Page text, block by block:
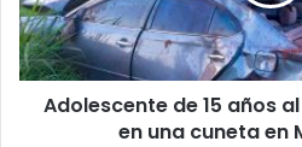
Adolescente de 15 años
en una cuneta en